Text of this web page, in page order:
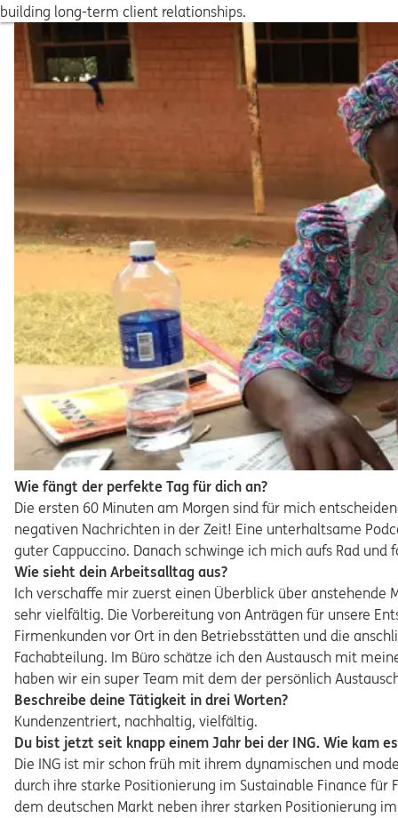
building long-term client relationships.
Wie fängt der perfekte Tag für dich an?
Die ersten 60 Minuten am Morgen sind für mich
negativen Nachrichten in der Zeit! Eine unterhaltsame
guter Cappuccino. Danach schwinge ich mich aufs Rad
Wie sieht dein Arbeitsalltag aus?
Ich verschaffe mir zuerst einen Überblick über anstehende
sehr vielfältig. Die Vorbereitung von Anträgen für unsere
Firmenkunden vor Ort in den Betriebsstätten und die
Fachabteilung. Im Büro schätze ich den Austausch mit
haben wir ein super Team mit dem der persönlich
Beschreibe deine Tätigkeit in drei Worten?
Kundenzentriert, nachhaltig, vielfältig.
Du bist jetzt seit knapp einem Jahr bei der ING. Wie kam
Die ING ist mir schon früh mit ihrem dynamischen und
durch ihre starke Positionierung im Sustainable Finance
dem deutschen Markt neben ihrer starken Positionierung